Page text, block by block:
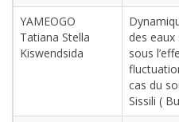
YAMEOGO
Tatiana Stella
Kiswendsida
des
sous
cas du
Sissili (